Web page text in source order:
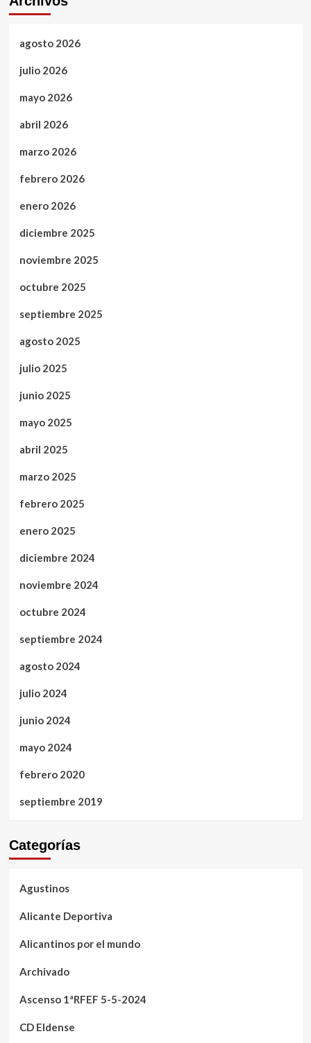
agosto 2026
julio 2026
mayo 2026
abril 2026
marzo 2026
febrero 2026
enero 2026
diciembre 2025
noviembre 2025
octubre 2025
septiembre 2025
agosto 2025
julio 2025
junio 2025
mayo 2025
abril 2025
marzo 2025
febrero 2025
enero 2025
diciembre 2024
noviembre 2024
octubre 2024
septiembre 2024
agosto 2024
julio 2024
junio 2024
mayo 2024
febrero 2020
septiembre 2019
Categorías
Agustinos
Alicante Deportiva
Alicantinos por el mundo
Archivado
Ascenso 1ªRFEF 5-5-2024
CD Eldense